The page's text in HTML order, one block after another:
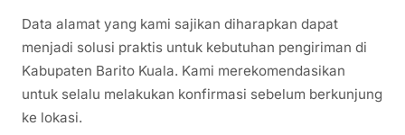
Data alamat yang kami sajikan diharapkan dapat
menjadi solusi praktis untuk kebutuhan pengiriman di
Kabupaten Barito Kuala. Kami merekomendasikan
untuk selalu melakukan konfirmasi sebelum berkunjung
ke lokasi.